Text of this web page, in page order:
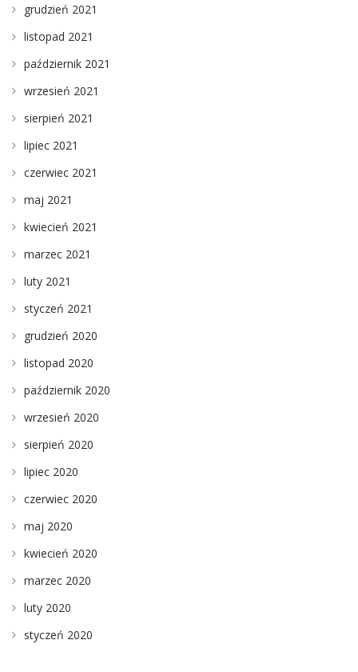
grudzień 2021
listopad 2021
październik 2021
wrzesień 2021
sierpień 2021
lipiec 2021
czerwiec 2021
maj 2021
kwiecień 2021
marzec 2021
luty 2021
styczeń 2021
grudzień 2020
listopad 2020
październik 2020
wrzesień 2020
sierpień 2020
lipiec 2020
czerwiec 2020
maj 2020
kwiecień 2020
marzec 2020
luty 2020
styczeń 2020